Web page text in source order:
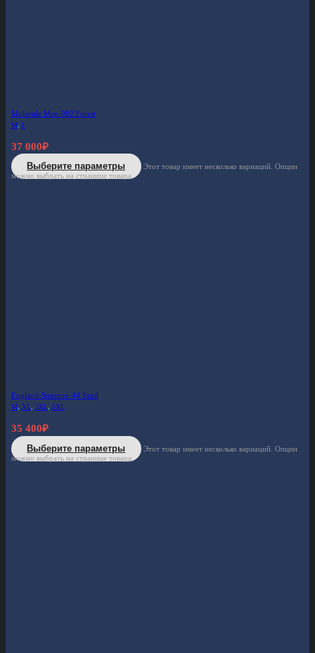
Molecule Men-992 Forest
M, L
37 000₽
Выберите параметры
Этот товар имеет несколько вариаций. Опции
можно выбрать на странице товара.
England-Sommer-44 Sand
M, XL, 3XL, 5XL
35 400₽
Выберите параметры
Этот товар имеет несколько вариаций. Опции
можно выбрать на странице товара.